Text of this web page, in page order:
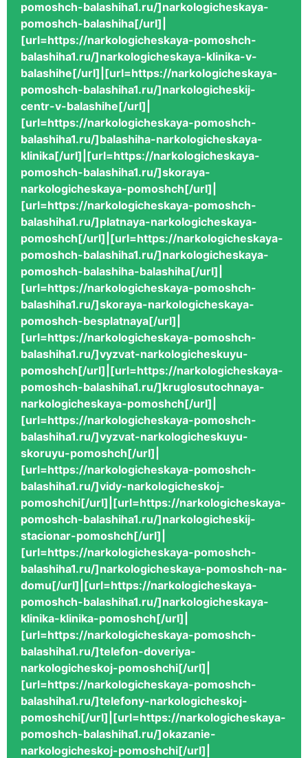
pomoshch-balashiha1.ru/]narkologicheskaya-
pomoshch-balashiha[/url]|
[url=https://narkologicheskaya-pomoshch-
balashiha1.ru/]narkologicheskaya-klinika-v-
balashihe[/url]|[url=https://narkologicheskaya-
pomoshch-balashiha1.ru/]narkologicheskij-
centr-v-balashihe[/url]|
[url=https://narkologicheskaya-pomoshch-
balashiha1.ru/]balashiha-narkologicheskaya-
klinika[/url]|[url=https://narkologicheskaya-
pomoshch-balashiha1.ru/]skoraya-
narkologicheskaya-pomoshch[/url]|
[url=https://narkologicheskaya-pomoshch-
balashiha1.ru/]platnaya-narkologicheskaya-
pomoshch[/url]|[url=https://narkologicheskaya-
pomoshch-balashiha1.ru/]narkologicheskaya-
pomoshch-balashiha-balashiha[/url]|
[url=https://narkologicheskaya-pomoshch-
balashiha1.ru/]skoraya-narkologicheskaya-
pomoshch-besplatnaya[/url]|
[url=https://narkologicheskaya-pomoshch-
balashiha1.ru/]vyzvat-narkologicheskuyu-
pomoshch[/url]|[url=https://narkologicheskaya-
pomoshch-balashiha1.ru/]kruglosutochnaya-
narkologicheskaya-pomoshch[/url]|
[url=https://narkologicheskaya-pomoshch-
balashiha1.ru/]vyzvat-narkologicheskuyu-
skoruyu-pomoshch[/url]|
[url=https://narkologicheskaya-pomoshch-
balashiha1.ru/]vidy-narkologicheskoj-
pomoshchi[/url]|[url=https://narkologicheskaya-
pomoshch-balashiha1.ru/]narkologicheskij-
stacionar-pomoshch[/url]|
[url=https://narkologicheskaya-pomoshch-
balashiha1.ru/]narkologicheskaya-pomoshch-na-
domu[/url]|[url=https://narkologicheskaya-
pomoshch-balashiha1.ru/]narkologicheskaya-
klinika-klinika-pomoshch[/url]|
[url=https://narkologicheskaya-pomoshch-
balashiha1.ru/]telefon-doveriya-
narkologicheskoj-pomoshchi[/url]|
[url=https://narkologicheskaya-pomoshch-
balashiha1.ru/]telefony-narkologicheskoj-
pomoshchi[/url]|[url=https://narkologicheskaya-
pomoshch-balashiha1.ru/]okazanie-
narkologicheskoj-pomoshchi[/url]|